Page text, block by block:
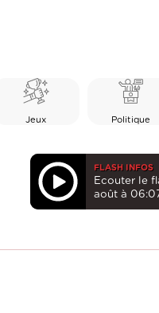
Jeux Politique
FLASH INFOS
Ecouter le
août à